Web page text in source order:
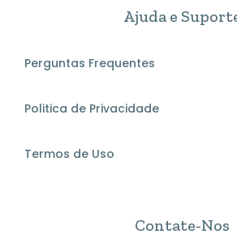
Ajuda e
Perguntas Frequentes
Politica de Privacidade
Termos de Uso
Contate-Nos